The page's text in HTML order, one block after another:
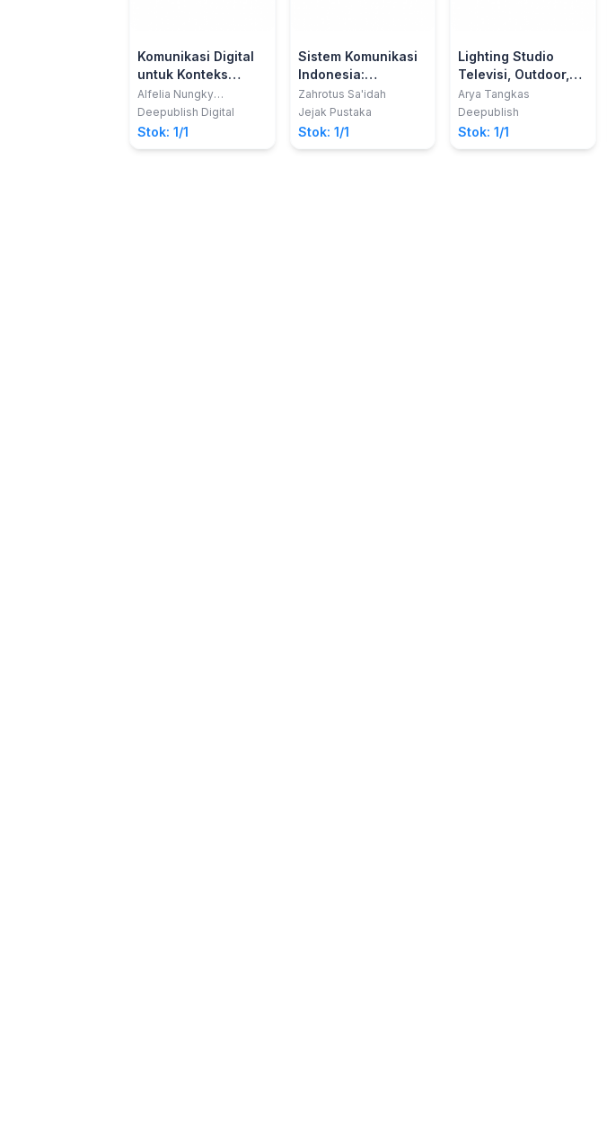
Komunikasi Digital
untuk Konteks
Profesional
Alfelia Nungky
Permatasari; dkk
Deepublish Digital
Stok: 1/1
Sistem Komunikasi
Indonesia:
Memahami
Indonesia dalam
Arus Kebebasan
Zahrotus Sa'idah
Jejak Pustaka
Stok: 1/1
Lighting Studio
Televisi, Outdoor,
Dan Pementasan
Arya Tangkas
Deepublish
Stok: 1/1